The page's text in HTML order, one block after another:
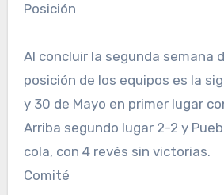
Posición
Al concluir la segunda semana
posición de los equipos es la
y 30 de Mayo en primer lugar
Arriba segundo lugar 2-2 y
cola, con 4 revés sin victorias.
Comité